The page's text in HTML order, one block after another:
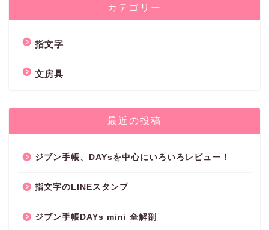
カテゴリー
指文字
文房具
最近の投稿
ジブン手帳、DAYsを中心にいろいろレビュー！
指文字のLINEスタンプ
ジブン手帳DAYs mini 全解剖